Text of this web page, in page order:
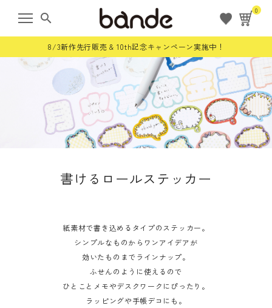
search
0
8/3新作先行販売 & 10th記念キャンペーン実施中！
ようこそ ゲスト 様
ログイン person 会員登録
ロールステッカー
その他の商品
書けるロールステッカー
紙素材で書き込めるタイプのステッカー。
シンプルなものからワンアイデアが
効いたものまでラインナップ。
ふせんのように使えるので
ひとことメモやデスクワークにぴったり。
ラッピングや手帳デコにも。